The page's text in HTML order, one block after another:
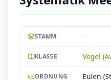
STAMM --
KLASSE Vögel
ORDNUNG Eulen